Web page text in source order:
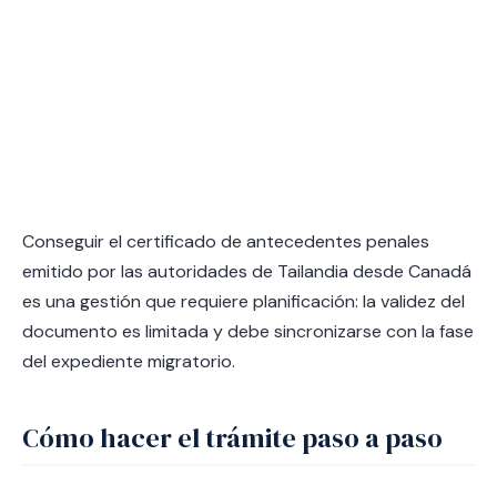
Conseguir el certificado de antecedentes penales
emitido por las autoridades de Tailandia desde Canadá
es una gestión que requiere planificación: la validez del
documento es limitada y debe sincronizarse con la fase
del expediente migratorio.
Cómo hacer el trámite paso a paso